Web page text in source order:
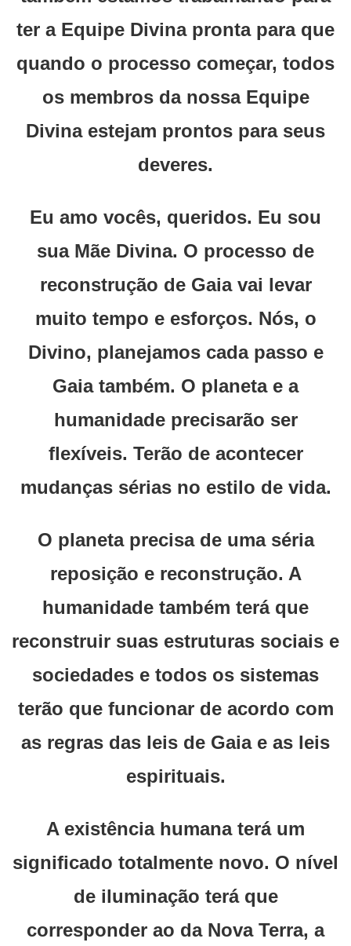
ter a Equipe Divina pronta para que
quando o processo começar, todos
os membros da nossa Equipe
Divina estejam prontos para seus
deveres.
Eu amo vocês, queridos. Eu sou
sua Mãe Divina. O processo de
reconstrução de Gaia vai levar
muito tempo e esforços. Nós, o
Divino, planejamos cada passo e
Gaia também. O planeta e a
humanidade precisarão ser
flexíveis. Terão de acontecer
mudanças sérias no estilo de vida.
O planeta precisa de uma séria
reposição e reconstrução. A
humanidade também terá que
reconstruir suas estruturas sociais e
sociedades e todos os sistemas
terão que funcionar de acordo com
as regras das leis de Gaia e as leis
espirituais.
A existência humana terá um
significado totalmente novo. O nível
de iluminação terá que
corresponder ao da Nova Terra, a